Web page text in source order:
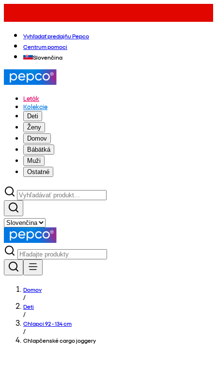
Vyhľadať predajňu Pepco
Centrum pomoci
Slovenčina
Leták
Kolekcie
Deti
Ženy
Domov
Bábätká
Muži
Ostatné
Domov
/
Deti
/
Chlapci 92 - 134 cm
/
Chlapčenské cargo joggery